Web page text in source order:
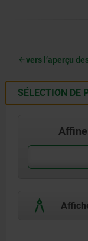
vers l’aperçu
SÉLECTION DE